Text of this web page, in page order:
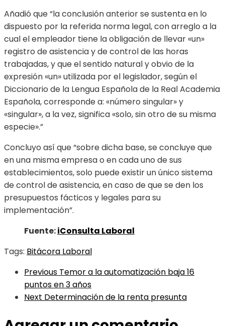
Añadió que “la conclusión anterior se sustenta en lo
dispuesto por la referida norma legal, con arreglo a la
cual el empleador tiene la obligación de llevar «un»
registro de asistencia y de control de las horas
trabajadas, y que el sentido natural y obvio de la
expresión «un» utilizada por el legislador, según el
Diccionario de la Lengua Española de la Real Academia
Española, corresponde a: «número singular» y
«singular», a la vez, significa «solo, sin otro de su misma
especie».”
Concluyo así que “sobre dicha base, se concluye que
en una misma empresa o en cada uno de sus
establecimientos, solo puede existir un único sistema
de control de asistencia, en caso de que se den los
presupuestos fácticos y legales para su
implementación”.
Fuente:iConsulta Laboral
Tags: Bitácora Laboral
Previous Temor a la automatización baja 16
puntos en 3 años
Next Determinación de la renta presunta